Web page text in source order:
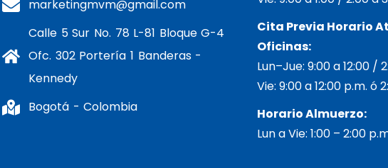
marketingmvm@gmail.com
Calle 5 Sur No. 78 L-81 Bloque G-4
Ofc. 302 Portería 1 Banderas -
Kennedy
Bogotá - Colombia
Cita Previa Horario
Oficinas:
Lun–Jue: 9:00 a 12:00 /
Vie: 9:00 a 12:00 p.m. ó
Horario Almuerzo:
Lun a Vie: 1:00 – 2:00